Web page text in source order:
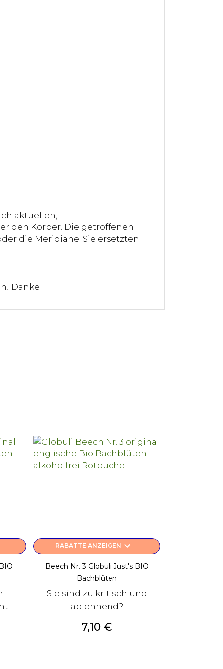
aktuellen,
den Körper. Die getroffenen
die Meridiane. Sie ersetzten
Danke
RABATTE ANZEIGEN keyboard_arrow_down
Beech Nr. 3 Globuli Just's BIO
Bachblüten
Sie sind zu kritisch und
ablehnend?
Preis
7,10 €